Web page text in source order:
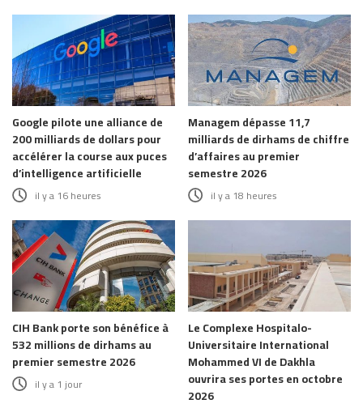
Google pilote une alliance de
200 milliards de dollars pour
accélérer la course aux puces
d’intelligence artificielle
il y a 16 heures
Managem dépasse 11,7
milliards de dirhams de chiffre
d’affaires au premier
semestre 2026
il y a 18 heures
CIH Bank porte son bénéfice à
532 millions de dirhams au
premier semestre 2026
il y a 1 jour
Le Complexe Hospitalo-
Universitaire International
Mohammed VI de Dakhla
ouvrira ses portes en octobre
2026